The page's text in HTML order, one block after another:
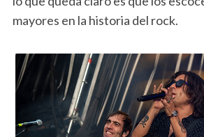
mayores en la historia del rock.